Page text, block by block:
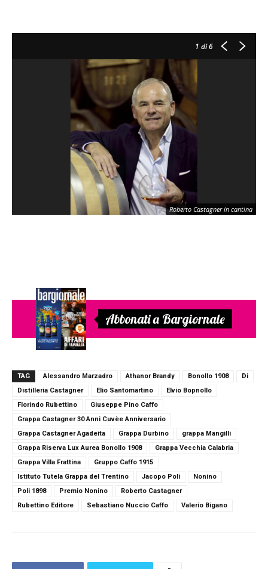
1 di 6
Roberto Castagner in cantina
Abbonati a Bargiornale
TAG Alessandro Marzadro Athanor Brandy Bonollo 1908
Di
Distilleria Castagner
Elio Santomartino
Elvio Bopnollo
Florindo Rubettino
Giuseppe Pino Caffo
Grappa Castagner 30 Anni Cuvèe Anniversario
Grappa Castagner Agadeìta
Grappa Durbino
grappa Mangilli
Grappa Riserva Lux Aurea Bonollo 1908
Grappa Vecchia Calabria
Grappa Villa Frattina
Gruppo Caffo 1915
Istituto Tutela Grappa del Trentino
Jacopo Poli
Nonino
Poli 1898
Premio Nonino
Roberto Castagner
Rubettino Editore
Sebastiano Nuccio Caffo Valerio Bigano